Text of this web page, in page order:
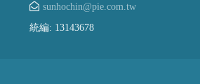
sunhochin@pie.com.tw
統編: 13143678